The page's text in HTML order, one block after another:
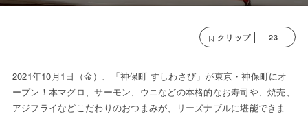
クリップ 23
2021年10月1日（金）、「神保町 すしわさび」が東京・神保町にオ
ープン！本マグロ、サーモン、ウニなどの本格的なお寿司や、焼売、
アジフライなどこだわりのおつまみが、リーズナブルに堪能できま